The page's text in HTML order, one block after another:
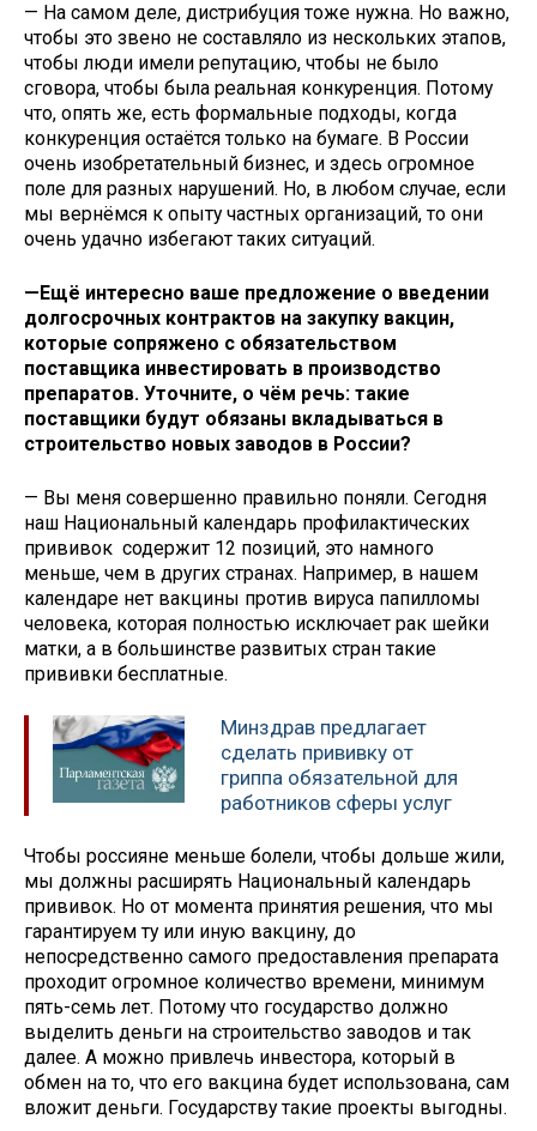
— На самом деле, дистрибуция тоже нужна. Но важно,
чтобы это звено не составляло из нескольких этапов,
чтобы люди имели репутацию, чтобы не было
сговора, чтобы была реальная конкуренция. Потому
что, опять же, есть формальные подходы, когда
конкуренция остаётся только на бумаге. В России
очень изобретательный бизнес, и здесь огромное
поле для разных нарушений. Но, в любом случае, если
мы вернёмся к опыту частных организаций, то они
очень удачно избегают таких ситуаций.
—Ещё интересно ваше предложение о введении
долгосрочных контрактов на закупку вакцин,
которые сопряжено с обязательством
поставщика инвестировать в производство
препаратов. Уточните, о чём речь: такие
поставщики будут обязаны вкладываться в
строительство новых заводов в России?
— Вы меня совершенно правильно поняли. Сегодня
наш Национальный календарь профилактических
прививок содержит 12 позиций, это намного
меньше, чем в других странах. Например, в нашем
календаре нет вакцины против вируса папилломы
человека, которая полностью исключает рак шейки
матки, а в большинстве развитых стран такие
прививки бесплатные.
Минздрав предлагает
сделать прививку от
гриппа обязательной для
работников сферы услуг
Чтобы россияне меньше болели, чтобы дольше жили,
мы должны расширять Национальный календарь
прививок. Но от момента принятия решения, что мы
гарантируем ту или иную вакцину, до
непосредственно самого предоставления препарата
проходит огромное количество времени, минимум
пять-семь лет. Потому что государство должно
выделить деньги на строительство заводов и так
далее. А можно привлечь инвестора, который в
обмен на то, что его вакцина будет использована, сам
вложит деньги. Государству такие проекты выгодны.